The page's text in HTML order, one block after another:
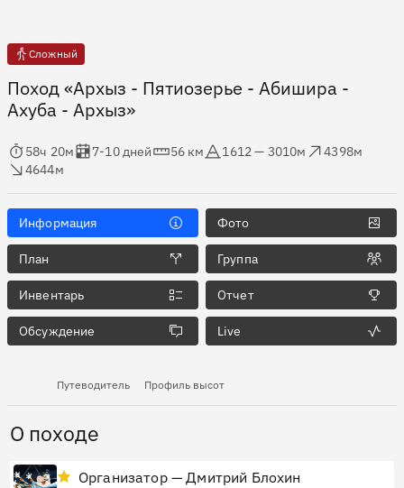
Сложный
Поход «Архыз - Пятиозерье - Абишира -
Ахуба - Архыз»
в пути
58ч 20м
Оценка в днях
7-10 дней
Дистанция
56 км
1612 — 3010м
4398м
4644м
Информация Фото
План Группа
Инвентарь Отчет
Обсуждение Live
Путеводитель Профиль высот
О походе
Организатор — Дмитрий Блохин